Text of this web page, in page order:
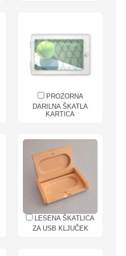
PROZORNA
DARILNA ŠKATLA
KARTICA
LESENA ŠKATLICA
ZA USB KLJUČEK